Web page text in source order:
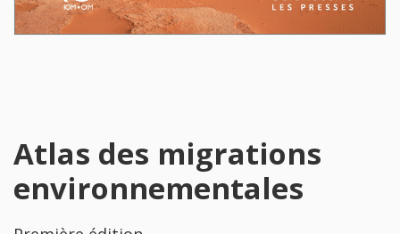
Atlas des migrations
environnementales